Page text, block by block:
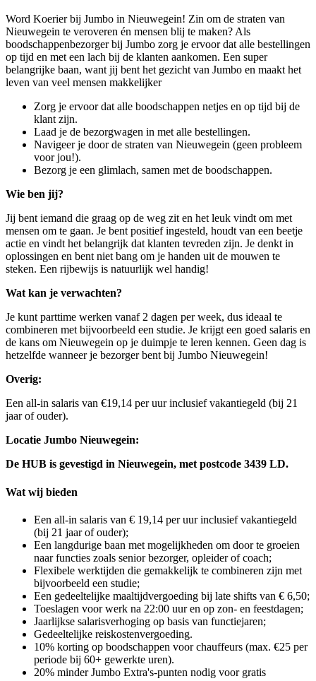
Word Koerier bij Jumbo in Nieuwegein! Zin om de straten van
Nieuwegein te veroveren én mensen blij te maken? Als
boodschappenbezorger bij Jumbo zorg je ervoor dat alle bestellingen
op tijd en met een lach bij de klanten aankomen. Een super
belangrijke baan, want jij bent het gezicht van Jumbo en maakt het
leven van veel mensen makkelijker
Zorg je ervoor dat alle boodschappen netjes en op tijd bij de
klant zijn.
Laad je de bezorgwagen in met alle bestellingen.
Navigeer je door de straten van Nieuwegein (geen probleem
voor jou!).
Bezorg je een glimlach, samen met de boodschappen.
Wie ben jij?
Jij bent iemand die graag op de weg zit en het leuk vindt om met
mensen om te gaan. Je bent positief ingesteld, houdt van een beetje
actie en vindt het belangrijk dat klanten tevreden zijn. Je denkt in
oplossingen en bent niet bang om je handen uit de mouwen te
steken. Een rijbewijs is natuurlijk wel handig!
Wat kan je verwachten?
Je kunt parttime werken vanaf 2 dagen per week, dus ideaal te
combineren met bijvoorbeeld een studie. Je krijgt een goed salaris en
de kans om Nieuwegein op je duimpje te leren kennen. Geen dag is
hetzelfde wanneer je bezorger bent bij Jumbo Nieuwegein!
Overig:
Een all-in salaris van €19,14 per uur inclusief vakantiegeld (bij 21
jaar of ouder).
Locatie Jumbo Nieuwegein:
De HUB is gevestigd in Nieuwegein, met postcode 3439 LD.
Wat wij bieden
Een all-in salaris van € 19,14 per uur inclusief vakantiegeld
(bij 21 jaar of ouder);
Een langdurige baan met mogelijkheden om door te groeien
naar functies zoals senior bezorger, opleider of coach;
Flexibele werktijden die gemakkelijk te combineren zijn met
bijvoorbeeld een studie;
Een gedeeltelijke maaltijdvergoeding bij late shifts van € 6,50;
Toeslagen voor werk na 22:00 uur en op zon- en feestdagen;
Jaarlijkse salarisverhoging op basis van functiejaren;
Gedeeltelijke reiskostenvergoeding.
10% korting op boodschappen voor chauffeurs (max. €25 per
periode bij 60+ gewerkte uren).
20% minder Jumbo Extra's-punten nodig voor gratis